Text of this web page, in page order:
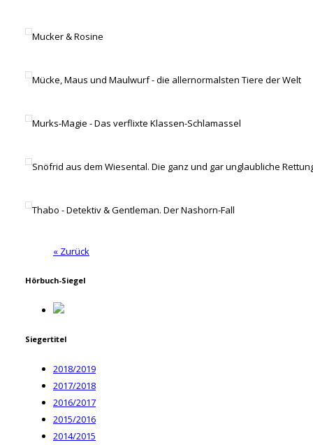
Mucker & Rosine
Mücke, Maus und Maulwurf - die allernormalsten Tiere der Welt
Murks-Magie - Das verflixte Klassen-Schlamassel
Snöfrid aus dem Wiesental. Die ganz und gar unglaubliche
Thabo - Detektiv & Gentleman. Der Nashorn-Fall
« Zurück
Hörbuch-Siegel
Siegertitel
2018/2019
2017/2018
2016/2017
2015/2016
2014/2015